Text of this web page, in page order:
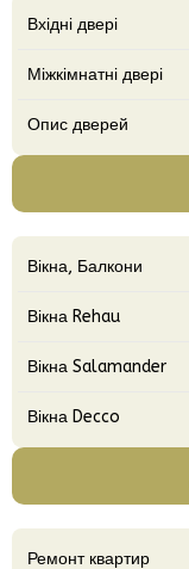
Вхідні двері
Міжкімнатні двері
Опис дверей
Вікна, Балкони
Вікна Rehau
Вікна Salamander
Вікна Decco
Ремонт квартир